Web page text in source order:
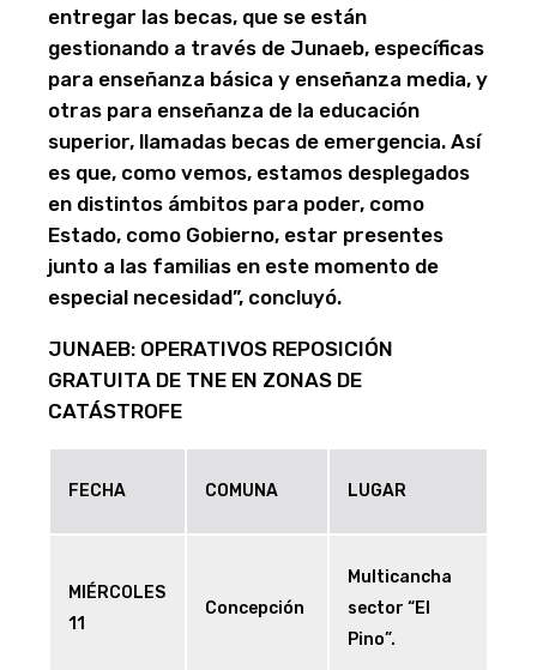
entregar las becas, que se están
gestionando a través de Junaeb, específicas
para enseñanza básica y enseñanza media, y
otras para enseñanza de la educación
superior, llamadas becas de emergencia. Así
es que, como vemos, estamos desplegados
en distintos ámbitos para poder, como
Estado, como Gobierno, estar presentes
junto a las familias en este momento de
especial necesidad”, concluyó.
JUNAEB: OPERATIVOS REPOSICIÓN
GRATUITA DE TNE EN ZONAS DE
CATÁSTROFE
FECHA COMUNA LUGAR
MIÉRCOLES
11
Concepción
Multicancha
sector “El
Pino”.